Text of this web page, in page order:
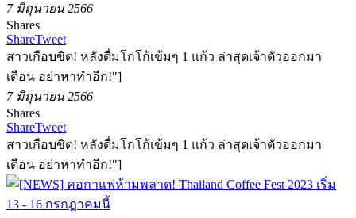
7 มิถุนายน 2566
Shares
ShareTweet
สาวเกือบขิต! หลังดื่มโกโก้เข้มๆ 1 แก้ว ล่าสุดเจ้าตัวออกมา
เตือน อย่าหาทำอีก!"]
7 มิถุนายน 2566
Shares
ShareTweet
สาวเกือบขิต! หลังดื่มโกโก้เข้มๆ 1 แก้ว ล่าสุดเจ้าตัวออกมา
เตือน อย่าหาทำอีก!"]